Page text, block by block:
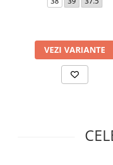
Slapi barbati
Sandale & Slapi copii
VEZI VARIANTE